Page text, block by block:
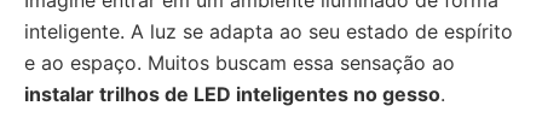
inteligente. A luz se adapta ao seu estado de espírito
e ao espaço. Muitos buscam essa sensação ao
instalar trilhos de LED inteligentes no gesso.